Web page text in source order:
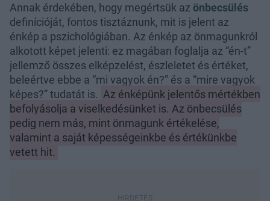
Annak érdekében, hogy megértsük az önbecsülés
definícióját, fontos tisztáznunk, mit is jelent az
énkép a pszichológiában. Az énkép az önmagunkról
alkotott képet jelenti: ez magában foglalja az “én-t”
jellemző összes elképzelést, észleletet és értéket,
beleértve ebbe a “mi vagyok én?” és a “mire vagyok
képes?” tudatát is. Az énképünk jelentős mértékben
befolyásolja a viselkedésünket is. Az önbecsülés
pedig nem más, mint önmagunk értékelése,
valamint a saját képességeinkbe és értékünkbe
vetett hit.